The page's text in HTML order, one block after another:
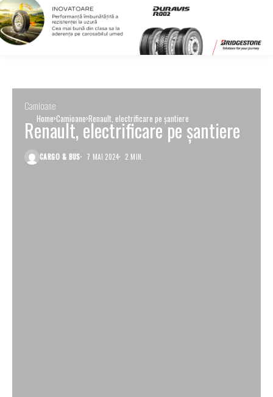
Home Camioane Renault, electrificare pe șantiere
Camioane
Renault, electrificare pe șantiere
CARGO & BUS 7 MAI 2024 2 MIN.